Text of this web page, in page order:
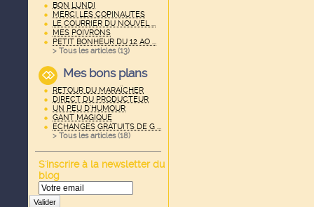
BON LUNDI
MERCI LES COPINAUTES
LE COURRIER DU NOUVEL ...
MES POIVRONS
PETIT BONHEUR DU 12 AO ...
> Tous les articles (13)
Mes bons plans
RETOUR DU MARAÏCHER
DIRECT DU PRODUCTEUR
UN PEU D'HUMOUR
GANT MAGIQUE
ECHANGES GRATUITS DE G ...
> Tous les articles (18)
S'inscrire à la newsletter du
blog
Valider